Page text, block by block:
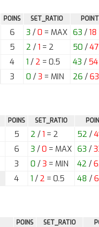
POINS SET_RATIO
6 3 /0 = MAX 63 /18
5 2 /1 = 2 50 /47
4 1 / 2 = 0.5 43 / 54
3 0 /3 = MIN 26 /63
POINS SET_RATIO
5 2 /1 = 2 52 /
6 3 /0 = MAX 63 /
3 0 /3 = MIN 42 /
4 1 / 2 = 0.5 48 /
POINS SET_RATIO